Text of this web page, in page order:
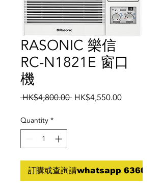
RASONIC 樂信
RC-N1821E 窗口
機
HK$4,800.00 Regular
HK$4,550.00Sale
Quantity *
訂購或查詢請whatsapp 6360